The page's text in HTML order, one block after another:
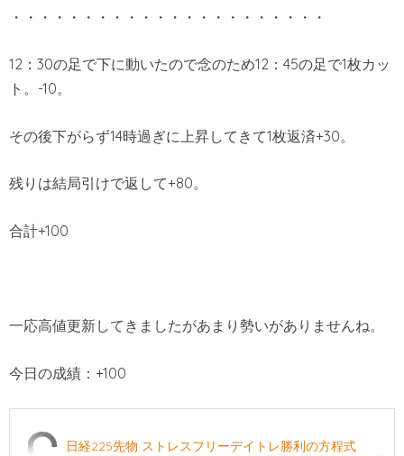
・・・・・・・・・・・・・・・・・・・・・・
12：30の足で下に動いたので念のため12：45の足で1枚カッ
ト。-10。
その後下がらず14時過ぎに上昇してきて1枚返済+30。
残りは結局引けで返して+80。
合計+100
一応高値更新してきましたがあまり勢いがありませんね。
今日の成績：+100
日経225先物 ストレスフリーデイトレ勝利の方程式